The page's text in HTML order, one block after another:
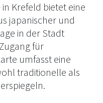
Krefeld bietet eine
japanischer und
in der Stadt
für
umfasst eine
traditionelle als